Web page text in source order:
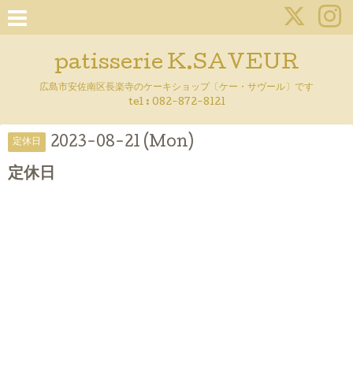
patisserie K.SAVEUR
広島市安佐南区長楽寺のケーキショップ〔ケー・サヴール〕です
tel : 082-872-8121
定休日 2023-08-21 (Mon)
定休日